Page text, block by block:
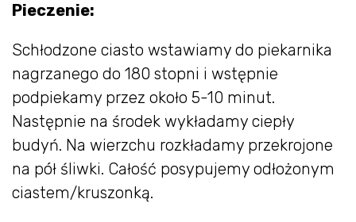
Pieczenie:
Schłodzone ciasto wstawiamy do piekarnika
nagrzanego do 180 stopni i wstępnie
podpiekamy przez około 5-10 minut.
Następnie na środek wykładamy ciepły
budyń. Na wierzchu rozkładamy przekrojone
na pół śliwki. Całość posypujemy odłożonym
ciastem/kruszonką.